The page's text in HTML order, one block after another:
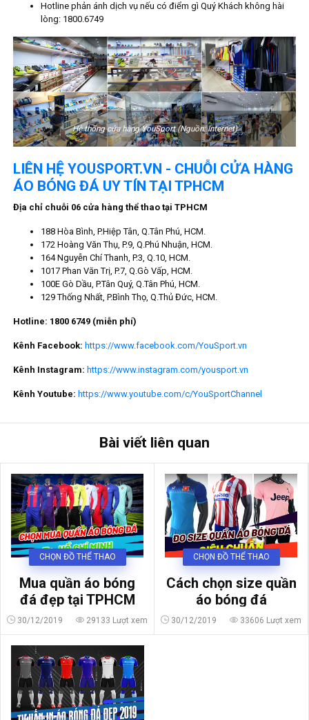
Hotline phản ánh dịch vụ nếu có điểm gì Quý Khách không hài
lòng: 1800.6749
Hệ thống cửa hàng YouSport (Nguồn: Internet)
LIÊN HỆ YOUSPORT.VN - CHUỖI CỬA HÀNG
ÁO BÓNG ĐÁ UY TÍN TẠI TPHCM
Địa chỉ chuỗi 06 cửa hàng thể thao tại TPHCM
188 Hòa Bình, P.Hiệp Tân, Q.Tân Phú, HCM.
172 Hoàng Văn Thụ, P.9, Q.Phú Nhuận, HCM.
164 Nguyễn Chí Thanh, P.3, Q.10, HCM.
1017 Phan Văn Trị, P.7, Q.Gò Vấp, HCM.
100E Gò Dầu, P.Tân Quý, Q.Tân Phú, HCM.
129 Thống Nhất, P.Bình Thọ, Q.Thủ Đức, HCM.
Hotline: 1800 6749 (miễn phí)
Kênh Facebook: https://www.facebook.com/YouSport.vn
Kênh Instagram: https://www.instagram.com/yousport.vn
Kênh Youtube: https://www.youtube.com/c/YouSportChannel
Bài viết liên quan
CHỌN ĐỒ THỂ THAO
Mua quần áo bóng
đá đẹp tại TPHCM
30/12/2019 29133 Lượt xem
CHỌN ĐỒ THỂ THAO
Cách chọn size quần
áo bóng đá
30/12/2019 33606 Lượt xem